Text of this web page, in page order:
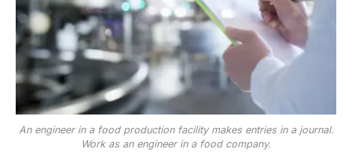
An engineer in a food production facility makes entries in a journal.
Work as an engineer in a food company.